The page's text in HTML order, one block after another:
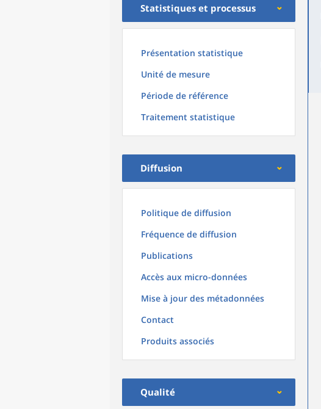
Statistiques et processus
Présentation statistique
Unité de mesure
Période de référence
Traitement statistique
Diffusion
Politique de diffusion
Fréquence de diffusion
Publications
Accès aux micro-données
Mise à jour des métadonnées
Contact
Produits associés
Qualité